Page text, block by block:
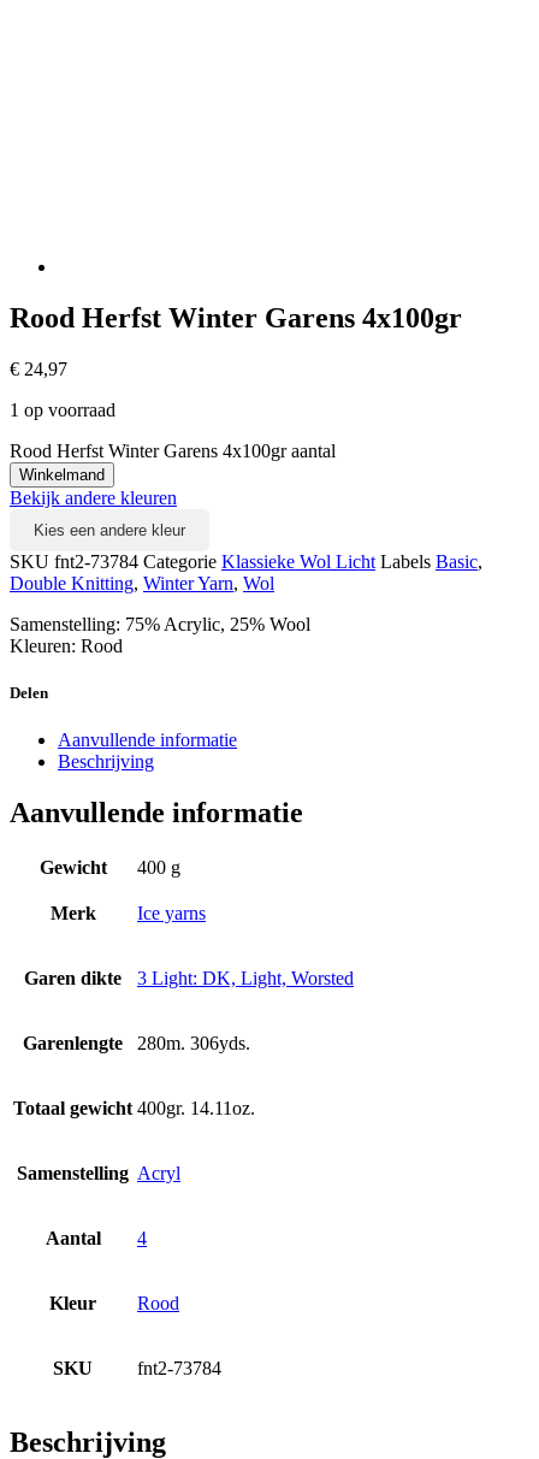
Rood Herfst Winter Garens 4x100gr
€ 24,97
1 op voorraad
Rood Herfst Winter Garens 4x100gr aantal
Winkelmand
Bekijk andere kleuren
Kies een andere kleur
SKU fnt2-73784 Categorie Klassieke Wol Licht Labels Basic,
Double Knitting, Winter Yarn, Wol
Samenstelling: 75% Acrylic, 25% Wool
Kleuren: Rood
Delen
Aanvullende informatie
Beschrijving
Aanvullende informatie
Gewicht 400 g
Merk Ice yarns
Garen dikte 3 Light: DK, Light, Worsted
Garenlengte 280m. 306yds.
Totaal gewicht 400gr. 14.11oz.
Samenstelling Acryl
Aantal 4
Kleur Rood
SKU fnt2-73784
Beschrijving